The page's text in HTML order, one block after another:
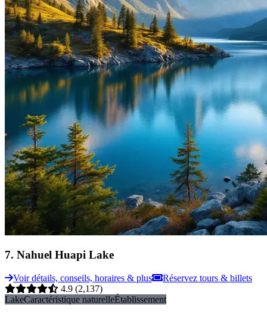
7. Nahuel Huapi Lake
Voir détails, conseils, horaires & plus
Réservez tours & billets
4.9 (2,137)
LakeCaractéristique naturelleÉtablissement